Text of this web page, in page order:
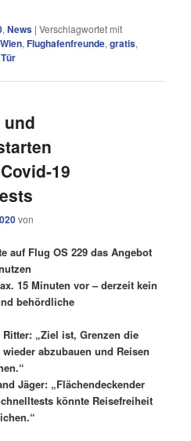
,News |Verschlagwortet mit
,Flughafenfreunde,gratis,
19
von
auf Flug OS 229 das Angebot
15 Minuten vor – derzeit kein
behördliche
„Ziel ist, Grenzen die
abzubauen und Reisen
Jäger: „Flächendeckender
könnte Reisefreiheit